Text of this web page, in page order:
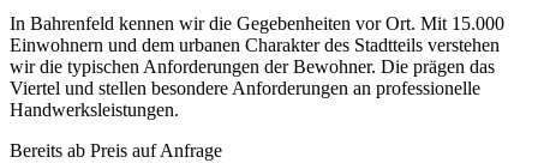
In Bahrenfeld kennen wir die Gegebenheiten vor Ort. Mit 15.000
Einwohnern und dem urbanen Charakter des Stadtteils verstehen
wir die typischen Anforderungen der Bewohner. Die prägen das
Viertel und stellen besondere Anforderungen an professionelle
Handwerksleistungen.
Bereits ab Preis auf Anfrage